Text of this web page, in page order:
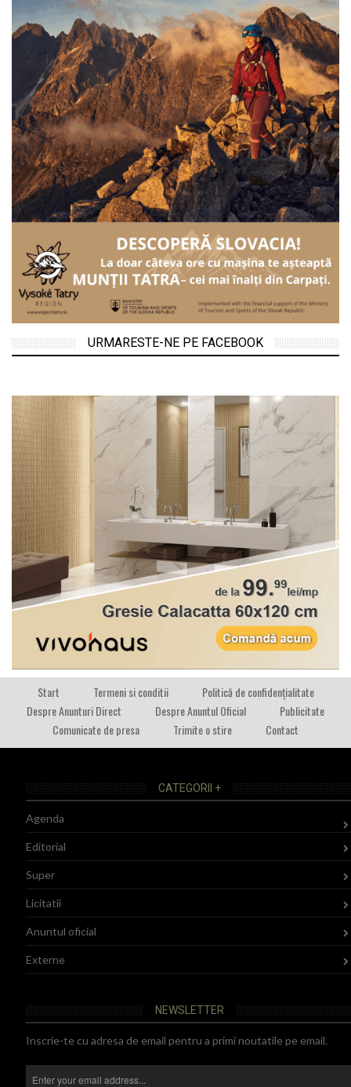
URMARESTE-NE PE FACEBOOK
Start Termeni si conditii
Politică de confidențialitate
Despre Anunturi Direct
Despre Anuntul Oficial
Publicitate
Comunicate de presa
Trimite o stire Contact
CATEGORII +
Agenda
Editorial
Super
Licitatii
Anuntul oficial
Externe
NEWSLETTER
Inscrie-te cu adresa de email pentru a primi noutatile pe email.